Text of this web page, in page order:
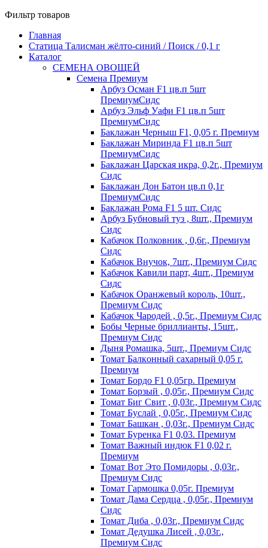
Фильтр товаров
Главная
Статица Талисман жёлто-синий / Поиск / 0,1 г
Каталог
СЕМЕНА ОВОЩЕЙ
Семена Премиум
Арбуз Осман F1 цв.п 5шт
ПремиумСидс
Арбуз Эльф Уафи F1 цв.п 5шт
ПремиумСидс
Баклажан Черныш F1, 0,05 г. Премиум
Баклажан Миринда F1 цв.п 5шт
ПремиумСидс
Баклажан Царская икра, 0,2г., Премиум
Сидс
Баклажан Дон Батон цв.п 0,1г
ПремиумСидс
Баклажан Рома F1 5 шт. Сидс
Арбуз Бубновый туз , 8шт., Премиум
Сидс
Кабачок Полковник , 0,6г., Премиум
Сидс
Кабачок Внучок, 7шт., Премиум Сидс
Кабачок Кавили парт, 4шт., Премиум
Сидс
Кабачок Оранжевый король, 10шт.,
Премиум Сидс
Кабачок Чародей , 0,5г., Премиум Сидс
Бобы Черные бриллианты, 15шт.,
Премиум Сидс
Дыня Ромашка, 5шт., Премиум Сидс
Томат Бaлкoнный caxapный 0,05 г.
Пpeмиyм
Томат Бордо F1 0,05гр. Премиум
Томат Борзый , 0,05г., Премиум Сидс
Томат Биг Свит , 0,03г., Премиум Сидс
Томат Буслай , 0,05г., Премиум Сидс
Томат Башкан , 0,03г., Премиум Сидс
Томат Буренка F1 0,03. Премиум
Томат Baжный индюк F1 0,02 г.
Пpeмиyм
Томат Вот Это Помидоры , 0,03г.,
Премиум Сидс
Томат Гармошка 0,05г. Премиум
Томат Дама Сердца , 0,05г., Премиум
Сидс
Томат Диба , 0,03г., Премиум Сидс
Томат Дедушка Лисей , 0,03г.,
Премиум Сидс